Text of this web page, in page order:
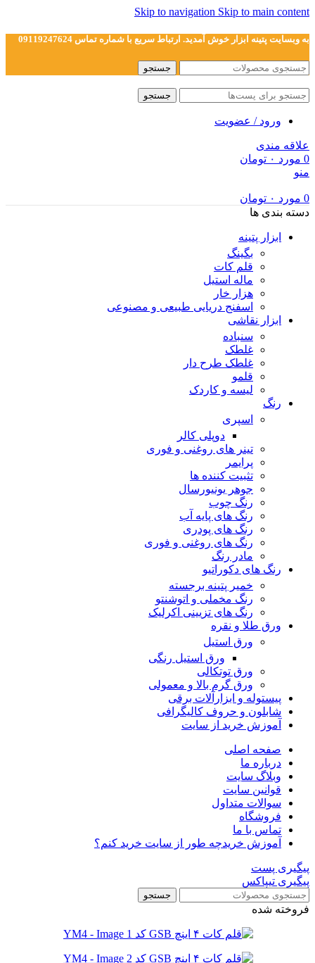
Skip to navigation Skip to main content
به وبسایت پتینه ابزار خوش آمدید. ارتباط سریع با شماره تماس 09119247624
جستجو
جستجو
ورود / عضویت
علاقه مندی
0 مورد ۰ تومان
منو
0 مورد ۰ تومان
دسته بندی ها
ابزار پتینه
بگینگ
قلم کات
ماله استیل
هزار خار
اسفنج دریایی طبیعی و مصنوعی
ابزار نقاشی
سنباده
غلطک
غلطک طرح دار
قلمو
لیسه و کاردک
رنگ
اسپری
دوپلی کالر
تینر های روغنی و فوری
پرایمر
تثبیت کننده ها
جوهر یونیورسال
رنگ چوب
رنگ‌ های پایه آب
رنگ های پودری
رنگ‌ های روغنی و فوری
مادر رنگ
رنگ های دکوراتیو
خمیر پتینه برجسته
رنگ مخملی و اتوشنتو
رنگ های تزیینی اکرلیک
ورق طلا و نقره
ورق استیل
ورق استیل رنگی
ورق توتکالی
ورق گرم بالا و معمولی
پیستوله و ابزارآلات برقی
شابلون و حروف کالیگرافی
آموزش خرید از سایت
صفحه اصلی
درباره ما
وبلاگ سایت
قوانین سایت
سوالات متداول
فروشگاه
تماس با ما
آموزش خریدچه طور از سایت خرید کنم؟
پیگیری پست
پیگیری تیپاکس
جستجو
فروخته شده